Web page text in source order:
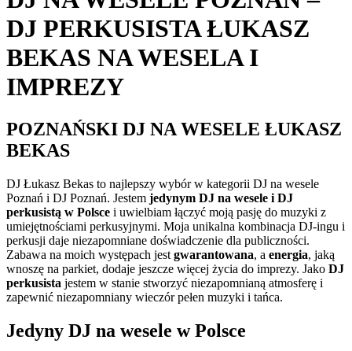
DJ PERKUSISTA ŁUKASZ
BEKAS NA WESELA I
IMPREZY
POZNAŃSKI DJ NA WESELE ŁUKASZ
BEKAS
DJ Łukasz Bekas to najlepszy wybór w kategorii DJ na wesele
Poznań i DJ Poznań. Jestem jedynym DJ na wesele i DJ
perkusistą w Polsce i uwielbiam łączyć moją pasję do muzyki z
umiejętnościami perkusyjnymi. Moja unikalna kombinacja DJ-ingu i
perkusji daje niezapomniane doświadczenie dla publiczności.
Zabawa na moich występach jest gwarantowana, a energia, jaką
wnoszę na parkiet, dodaje jeszcze więcej życia do imprezy. Jako DJ
perkusista jestem w stanie stworzyć niezapomnianą atmosferę i
zapewnić niezapomniany wieczór pełen muzyki i tańca.
Jedyny DJ na wesele w Polsce